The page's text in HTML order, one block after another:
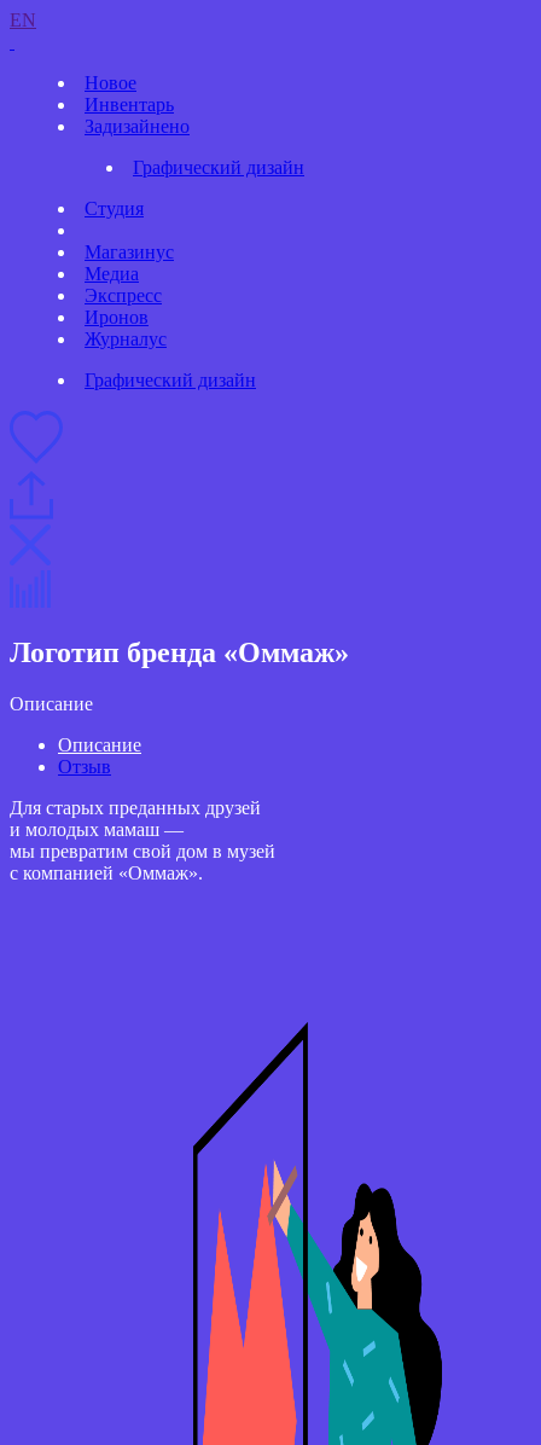
EN
Новое
Инвентарь
Задизайнено
Графический дизайн
Студия
Магазинус
Медиа
Экспресс
Иронов
Журналус
Графический дизайн
Логотип бренда «Оммаж»
Описание
Описание
Отзыв
Для старых преданных друзей
и молодых мамаш —
мы превратим свой дом в музей
с компанией «Оммаж».